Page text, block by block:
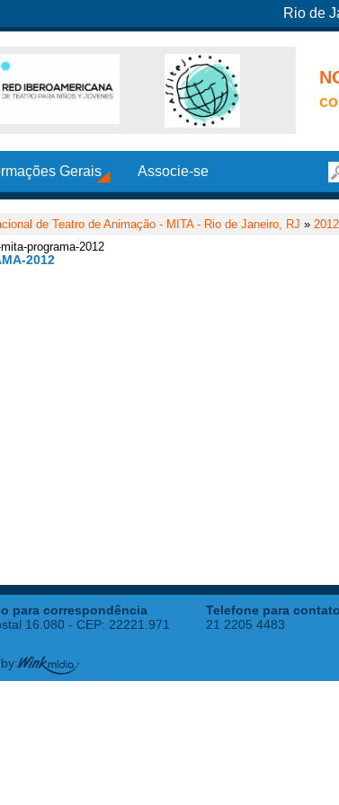
Rio de
Gerais Associe-se
de Teatro de Animação - MITA - Rio de Janeiro, RJ »
programa-2012
2012
para correspondência
16.080 - CEP: 22221.971
Telefone para contato
21 2205 4483